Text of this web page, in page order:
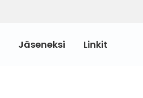
Jäseneksi Linkit